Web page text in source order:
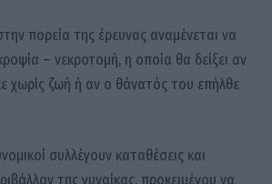
πορεία της έρευνας αναμένεται να
– νεκροτομή, η οποία θα δείξει αν
χωρίς ζωή ή αν ο θάνατός του επήλθε
συλλέγουν καταθέσεις και
της γυναίκας, προκειμένου να